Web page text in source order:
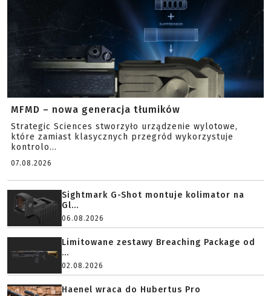
MFMD – nowa generacja tłumików
Strategic Sciences stworzyło urządzenie wylotowe,
które zamiast klasycznych przegród wykorzystuje
kontrolo...
07.08.2026
Sightmark G-Shot montuje kolimator na
Gl...
06.08.2026
Limitowane zestawy Breaching Package od
...
02.08.2026
Haenel wraca do Hubertus Pro